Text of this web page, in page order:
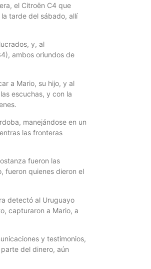
el Citroën C4 que
tarde del sábado, allí
y, al
ambos oriundos de
a Mario, su hijo, y al
escuchas, y con la
manejándose en un
las fronteras
fueron las
fueron quienes dieron el
detectó al Uruguayo
capturaron a Mario, a
y testimonios,
del dinero, aún